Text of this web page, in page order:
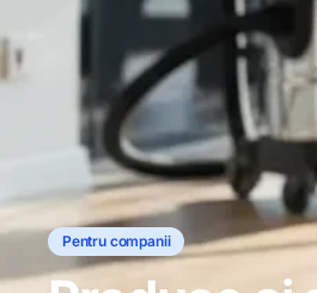
Pentru companii